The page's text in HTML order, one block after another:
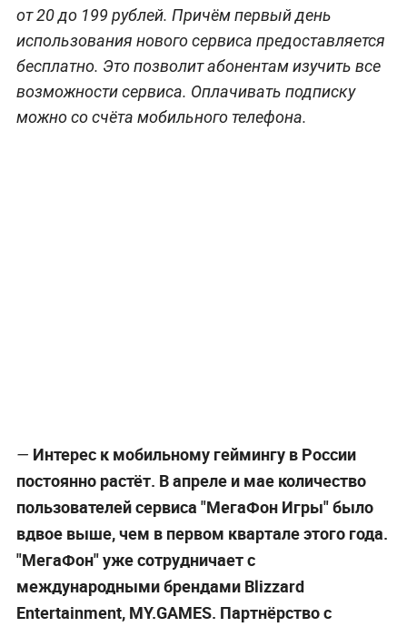
от 20 до 199 рублей. Причём первый день
использования нового сервиса предоставляется
бесплатно. Это позволит абонентам изучить все
возможности сервиса. Оплачивать подписку
можно со счёта мобильного телефона.
— Интерес к мобильному геймингу в России
постоянно растёт. В апреле и мае количество
пользователей сервиса "МегаФон Игры" было
вдвое выше, чем в первом квартале этого года.
"МегаФон" уже сотрудничает с
международными брендами Blizzard
Entertainment, MY.GAMES. Партнёрство с